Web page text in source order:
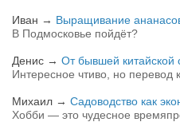
Иван → Выращивание
В Подмосковье пойдёт?
Денис → От бывшей китайской
Интересное чтиво, но перевод
Михаил → Садоводство как
Хобби — это чудесное